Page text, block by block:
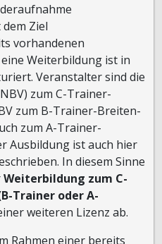
Ziel
vorhandenen
Weiterbildung ist in
Veranstalter sind die
zum C-Trainer-
zum B-Trainer-Breiten-
zum A-Trainer-
Ausbildung ist auch hier
In diesem Sinne
Weiterbildung zum C-
Trainer oder A-
weiteren Lizenz ab.
Rahmen einer bereits